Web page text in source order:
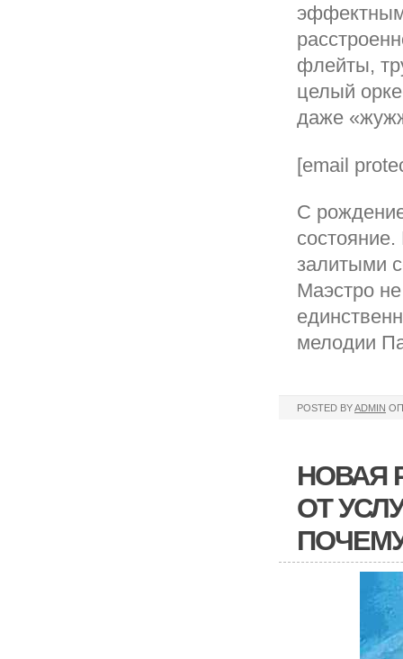
флейты,
целый
даже
[email
С
залитыми
Маэстро
мелодии
POSTED BYADMIN
НОВАЯ
ОТ